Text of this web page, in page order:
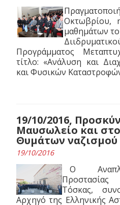
Οκτωβρίου,
μαθημάτων
Προγράμματος
τίτλο: «Ανάλυση και
και Φυσικών
19/10/2016,
Μαυσωλείο και
Θυμάτων
19/10/2016
Ο
Τόσκας,
Αρχηγό της Ελληνικής